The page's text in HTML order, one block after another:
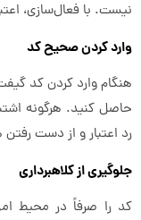
نیست. با فعال‌سازی،
وارد کردن صحیح کد
هنگام وارد کردن کد
حاصل کنید. هرگونه
رد اعتبار و از دست
جلوگیری از کلاهبرداری